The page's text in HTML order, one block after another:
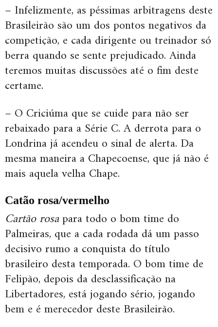
– Infelizmente, as péssimas arbitragens deste
Brasileirão são um dos pontos negativos da
competição, e cada dirigente ou treinador só
berra quando se sente prejudicado. Ainda
teremos muitas discussões até o fim deste
certame.
– O Criciúma que se cuide para não ser
rebaixado para a Série C. A derrota para o
Londrina já acendeu o sinal de alerta. Da
mesma maneira a Chapecoense, que já não é
mais aquela velha Chape.
Catão rosa/vermelho
Cartão rosapara todo o bom time do
Palmeiras, que a cada rodada dá um passo
decisivo rumo a conquista do título
brasileiro desta temporada. O bom time de
Felipão, depois da desclassificação na
Libertadores, está jogando sério, jogando
bem e é merecedor deste Brasileirão.